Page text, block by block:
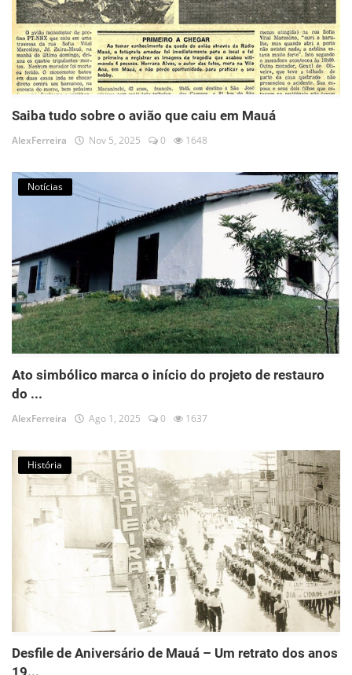
Saiba tudo sobre o avião que caiu em Mauá
AlexFerreira Nov 5, 2025 0 1648
Notícias
Ato simbólico marca o início do projeto de restauro
do ...
AlexFerreira Ago 1, 2025 0 1637
História
Desfile de Aniversário de Mauá – Um retrato dos anos